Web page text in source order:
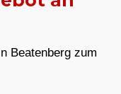
Beatenberg zum